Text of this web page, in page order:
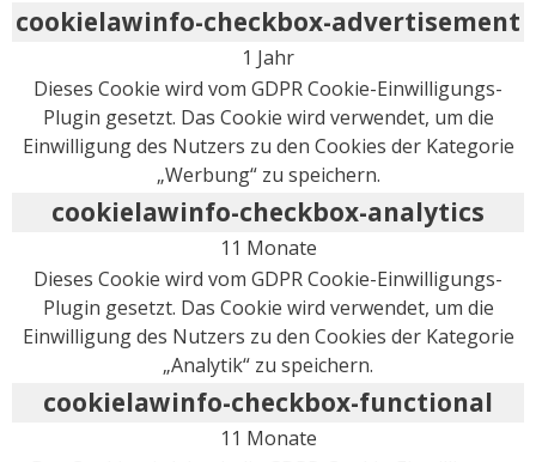
cookielawinfo-checkbox-advertisement
1 Jahr
Dieses Cookie wird vom GDPR Cookie-Einwilligungs-
Plugin gesetzt. Das Cookie wird verwendet, um die
Einwilligung des Nutzers zu den Cookies der Kategorie
„Werbung“ zu speichern.
cookielawinfo-checkbox-analytics
11 Monate
Dieses Cookie wird vom GDPR Cookie-Einwilligungs-
Plugin gesetzt. Das Cookie wird verwendet, um die
Einwilligung des Nutzers zu den Cookies der Kategorie
„Analytik“ zu speichern.
cookielawinfo-checkbox-functional
11 Monate